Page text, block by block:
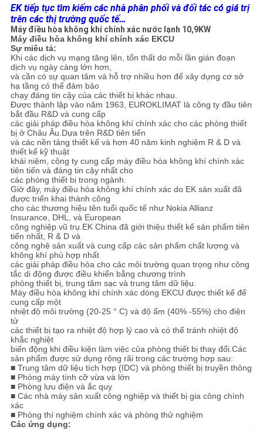
SƠ
ĐỒ
TRANG
WEB
PRIVACY
POLICY
EK tiếp tục tìm kiếm các nhà phân phối và đối tác có giá trị
trên các thị trường quốc tế…
Máy điều hòa không khí chính xác nước lạnh 10,9KW
Máy điều hòa không khí chính xác EKCU
Sự miêu tả:
Khi các dịch vụ mạng tăng lên, tổn thất do mỗi lần gián đoạn
dịch vụ ngày càng lớn hơn,
và cần có sự quan tâm và hỗ trợ nhiều hơn để xây dựng cơ sở
hạ tầng có thể đảm bảo
chạy đáng tin cậy của các thiết bị khác nhau.
Được thành lập vào năm 1963, EUROKLIMAT là công ty đầu tiên
bắt đầu R&D và cung cấp
các giải pháp điều hòa không khí chính xác cho các phòng thiết
bị ở Châu Âu.Dựa trên R&D tiên tiến
và các nền tảng thiết kế và hơn 40 năm kinh nghiệm R & D và
thiết kế kỹ thuật
khái niệm, công ty cung cấp máy điều hòa không khí chính xác
tiên tiến và đáng tin cậy nhất cho
các phòng thiết bị trong ngành.
Giờ đây, máy điều hòa không khí chính xác do EK sản xuất đã
được triển khai thành công
cho các thương hiệu tên tuổi quốc tế như Nokia Allianz
Insurance, DHL, và European
công nghiệp vũ trụ.EK China đã giới thiệu thiết kế sản phẩm tiên
tiến nhất, R & D và
công nghệ sản xuất và cung cấp các sản phẩm chất lượng và
không khí phù hợp nhất
các giải pháp điều hòa cho các môi trường quan trọng như công
tắc di động được điều khiển bằng chương trình
phòng thiết bị, trung tâm sạc và trung tâm dữ liệu.
Máy điều hòa không khí chính xác dòng EKCU được thiết kế để
cung cấp một
nhiệt độ môi trường (20-25 ° C) và độ ẩm (40% -55%) cho điện
tử
các thiết bị tạo ra nhiệt độ hợp lý cao và có thể tránh nhiệt độ
khắc nghiệt
biến động khi điều kiện làm việc của phòng thiết bị thay đổi.Các
sản phẩm được sử dụng rộng rãi trong các trường hợp sau:
■ Trung tâm dữ liệu tích hợp (IDC) và phòng thiết bị truyền thông
■ Phòng máy tính cỡ vừa và lớn
■ Phòng lưu điện và ắc quy
■ Các nhà máy sản xuất công nghiệp và thiết bị gia công chính
xác
■ Phòng thí nghiệm chính xác và phòng thử nghiệm
Các ứng dụng: